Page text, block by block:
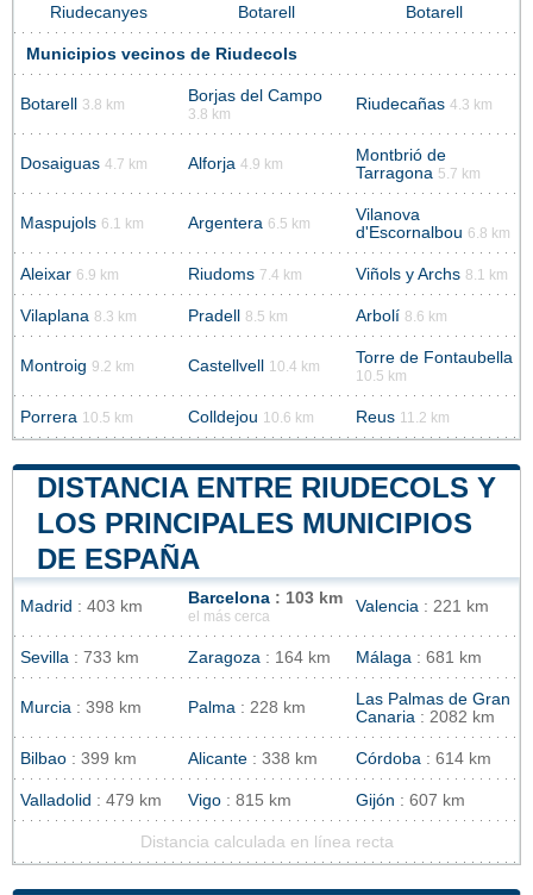
Riudecanyes Botarell Botarell
Municipios vecinos de Riudecols
Botarell 3.8 km Borjas del Campo
3.8 km
Riudecañas 4.3 km
Dosaiguas 4.7 km Alforja 4.9 km
Montbrió de
Tarragona 5.7 km
Maspujols 6.1 km Argentera 6.5 km
Vilanova
d'Escornalbou 6.8 km
Aleixar 6.9 km Riudoms 7.4 km Viñols y Archs 8.1 km
Vilaplana 8.3 km Pradell 8.5 km Arbolí 8.6 km
Montroig 9.2 km Castellvell 10.4 km Torre de Fontaubella
10.5 km
Porrera 10.5 km Colldejou 10.6 km Reus 11.2 km
DISTANCIA ENTRE RIUDECOLS Y
LOS PRINCIPALES MUNICIPIOS
DE ESPAÑA
Madrid : 403 km Barcelona : 103 km
el más cerca
Valencia : 221 km
Sevilla : 733 km Zaragoza : 164 km Málaga : 681 km
Murcia : 398 km Palma : 228 km
Las Palmas de Gran
Canaria : 2082 km
Bilbao : 399 km Alicante : 338 km Córdoba : 614 km
Valladolid : 479 km Vigo : 815 km Gijón : 607 km
Distancia calculada en línea recta